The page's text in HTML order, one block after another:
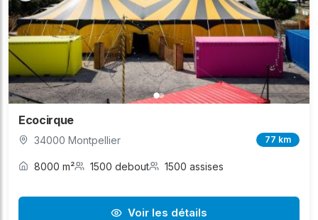
Ecocirque
34000 Montpellier 77 km
8000 m² 1500 debout 1500 assises
Voir les détails